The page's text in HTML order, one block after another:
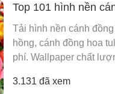
Top 101 hình nền
Tải hình nền cánh
hồng, cánh đồng hoa
phí. Wallpaper chất
3.131 đã xem